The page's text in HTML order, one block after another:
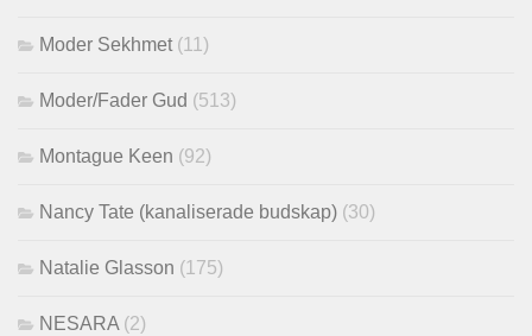
Moder Sekhmet (11)
Moder/Fader Gud (513)
Montague Keen (92)
Nancy Tate (kanaliserade budskap) (30)
Natalie Glasson (175)
NESARA (2)